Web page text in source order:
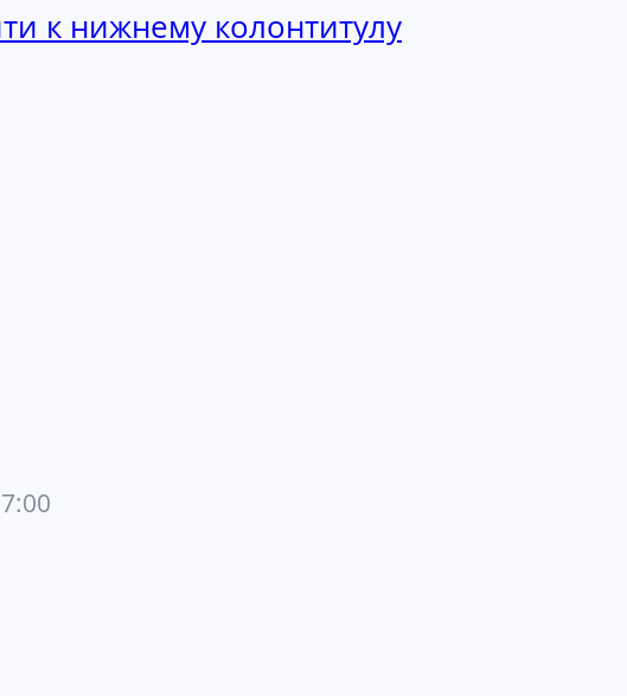
к нижнему колонтитулу